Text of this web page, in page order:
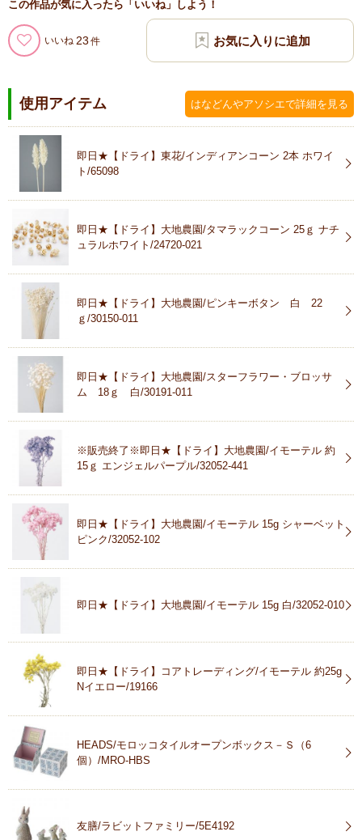
この作品が気に入ったら「いいね」しよう！
いいね 23
使用アイテム はなどんやアソシエで詳細を見る
即日★【ドライ】東花/インディアンコーン 2本 ホワイ
ト/65098
即日★【ドライ】大地農園/タマラックコーン 25ｇ ナチ
ュラルホワイト/24720-021
即日★【ドライ】大地農園/ピンキーボタン 白 22
ｇ/30150-011
即日★【ドライ】大地農園/スターフラワー・ブロッサ
ム 18ｇ 白/30191-011
※販売終了※即日★【ドライ】大地農園/イモーテル 約
15ｇ エンジェルパープル/32052-441
即日★【ドライ】大地農園/イモーテル 15g シャーベット
ピンク/32052-102
即日★【ドライ】大地農園/イモーテル 15g 白/32052-010
即日★【ドライ】コアトレーディング/イモーテル 約25g
Nイエロー/19166
HEADS/モロッコタイルオープンボックス－Ｓ（6
個）/MRO-HBS
友膳/ラビットファミリー/5E4192